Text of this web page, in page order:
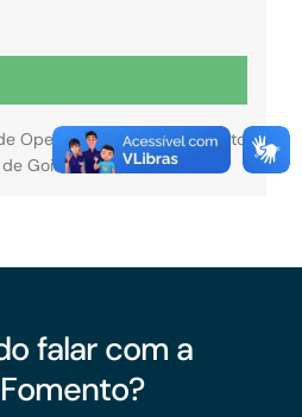
Operações da GoiásFomento
Goiás.
falar com a